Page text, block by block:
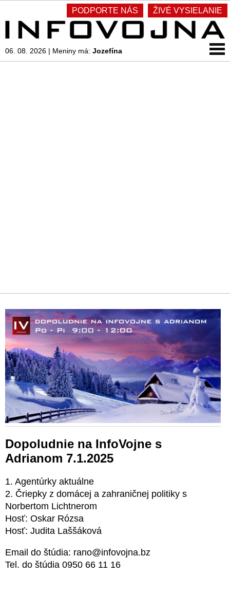
PODPORTE NÁS ŽIVÉ VYSIELANIE
06. 08. 2026 | Meniny má: Jozefína
Dopoludnie na InfoVojne s
Adrianom 7.1.2025
1. Agentúrky aktuálne
2. Čriepky z domácej a zahraničnej politiky s
Norbertom Lichtnerom
Hosť: Oskar Rózsa
Hosť: Judita Laššáková
Email do štúdia: rano@infovojna.bz
Tel. do štúdia 0950 66 11 16